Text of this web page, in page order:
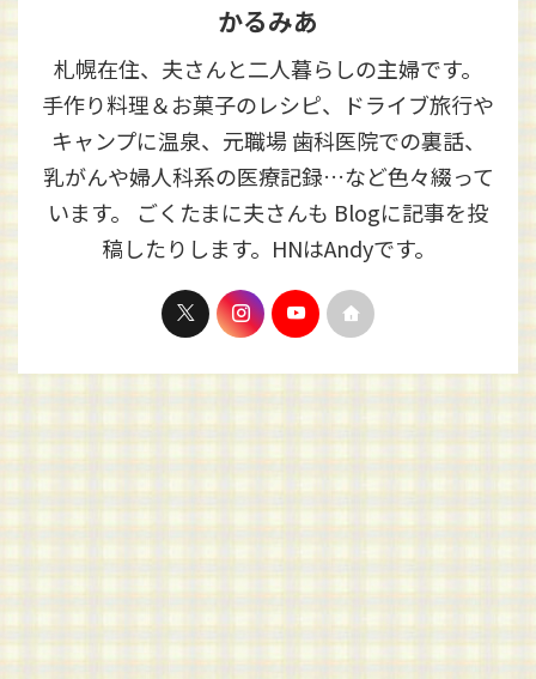
かるみあ
札幌在住、夫さんと二人暮らしの主婦です。
手作り料理＆お菓子のレシピ、ドライブ旅行や
キャンプに温泉、元職場 歯科医院での裏話、
乳がんや婦人科系の医療記録…など色々綴って
います。 ごくたまに夫さんも Blogに記事を投
稿したりします。HNはAndyです。